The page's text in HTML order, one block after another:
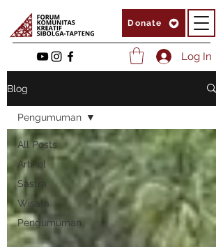
Donate
Log In
Blog
All Posts
Artikel
Sastra
Wisata
Pengumuman
Pengumuman